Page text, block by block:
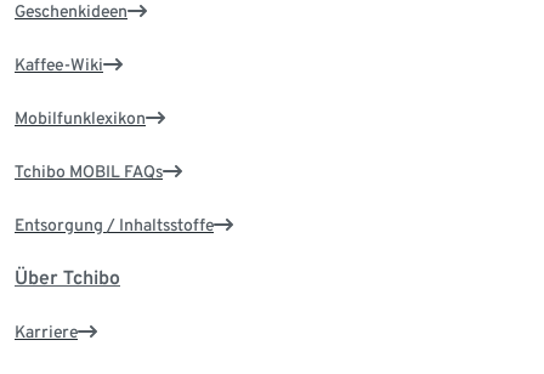
Geschenkideen
Kaffee-Wiki
Mobilfunklexikon
Tchibo MOBIL FAQs
Entsorgung / Inhaltsstoffe
Über Tchibo
Karriere